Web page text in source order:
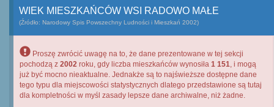
WIEK MIESZKAŃCÓW WSI RADOWO MAŁE
(Źródło: Narodowy Spis Powszechny Ludności i Mieszkań 2002)
Proszę zwrócić uwagę na to, że dane prezentowane w tej sekcji
pochodzą z 2002 roku, gdy liczba mieszkańców wynosiła 1 151, i mogą
już być mocno nieaktualne. Jednakże są to najświeższe dostępne dane
tego typu dla miejscowości statystycznych dlatego przedstawione są tutaj
dla kompletności w myśl zasady lepsze dane archiwalne, niż żadne.